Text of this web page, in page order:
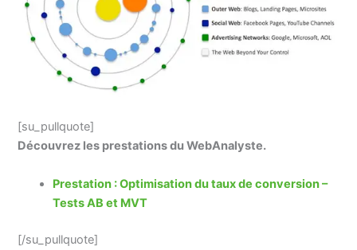
[su_pullquote]
Découvrez les prestations du WebAnalyste.
Prestation : Optimisation du taux de conversion –
Tests AB et MVT
[/su_pullquote]